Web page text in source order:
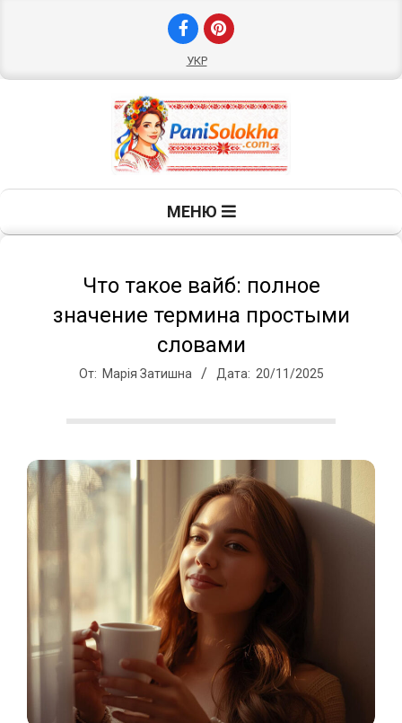
УКР
П
а
о
л
о
х
а
МЕНЮ
Что такое вайб: полное
значение термина простыми
словами
От: Марія Затишна Дата: 20/11/2025